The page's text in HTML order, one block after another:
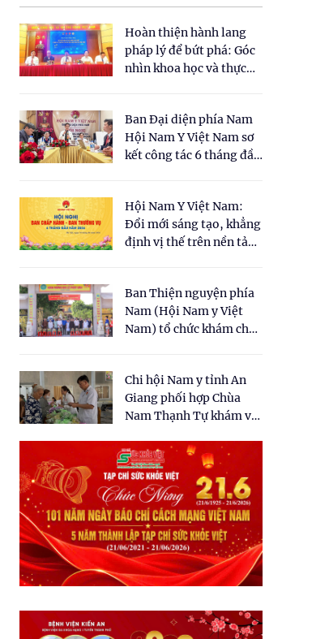
Hoàn thiện hành lang
pháp lý để bứt phá: Góc
nhìn khoa học và thực
cho Luật Y dược cổ
truyền Việt Nam"
Ban Đại diện phía Nam
Hội Nam Y Việt Nam sơ
kết công tác 6 tháng đầu
Hội Nam Y Việt Nam:
Đổi mới sáng tạo, khẳng
định vị thế trên nền tảng
Ban Thiện nguyện phía
Nam (Hội Nam y Việt
Nam) tổ chức khám chữa
dân tại xã Tân Tập
Chi hội Nam y tỉnh An
Giang phối hợp Chùa
Nam Thạnh Tự khám và
nhân dân